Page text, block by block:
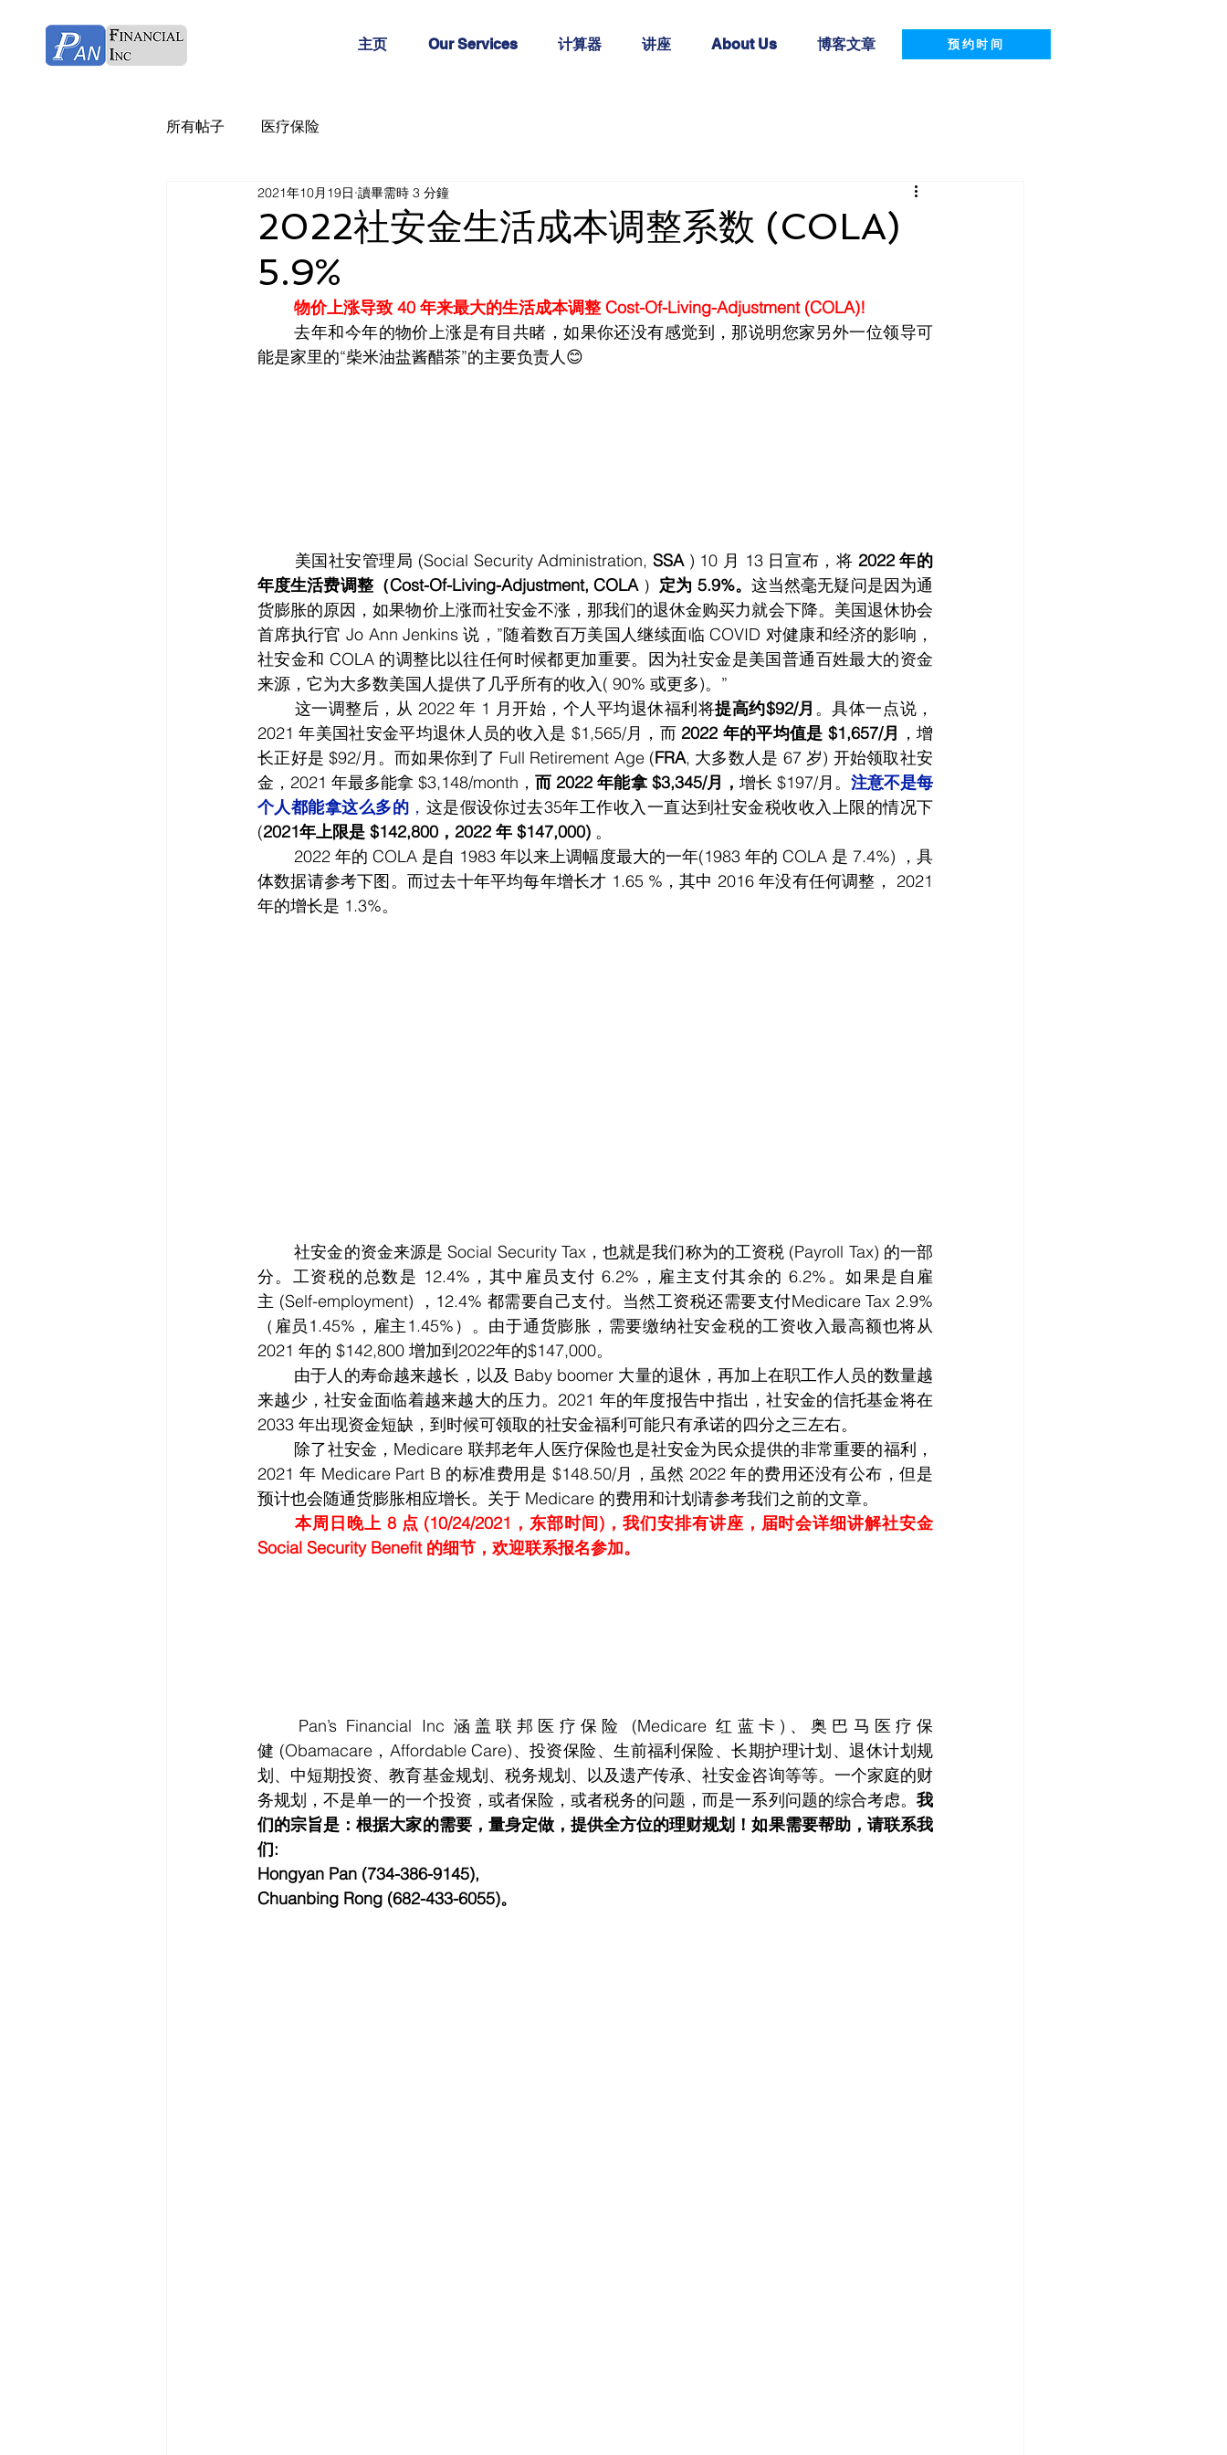
主页 Our Services 计算器 讲座 About Us 博客文章 预约时间
所有帖子 医疗保险
2022社安金生活成本调整系数 (COLA)
5.9%
2021年10月19日 讀畢需時 3 分鐘
	物价上涨导致 40 年来最大的生活成本调整 Cost-Of-Living-Adjustment (COLA)!
	去年和今年的物价上涨是有目共睹，如果你还没有感觉到，那说明您家另外一位领导可
能是家里的“柴米油盐酱醋茶”的主要负责人😊
	美国社安管理局 (Social Security Administration,
SSA ) 10 月 13 日宣布，将 2022 年的
年度生活费调整（Cost-Of-Living-Adjustment, COLA ） 定为 5.9%。 这当然毫无疑问是因为通
货膨胀的原因，如果物价上涨而社安金不涨，那我们的退休金购买力就会下降。美国退休协会
首席执行官 Jo Ann Jenkins 说，”随着数百万美国人继续面临 COVID 对健康和经济的影响，
社安金和 COLA 的调整比以往任何时候都更加重要。因为社安金是美国普通百姓最大的资金
来源，它为大多数美国人提供了几乎所有的收入( 90% 或更多)。”
	这一调整后，从 2022 年 1 月开始，个人平均退休福利将
提高约$92/月 。具体一点说，
2021 年美国社安金平均退休人员的收入是 $1,565/月，而 2022 年的平均值是 $1,657/月 ，增
长正好是 $92/月。而如果你到了 Full Retirement Age (FRA, 大多数人是 67 岁) 开始领取社安
金，2021 年最多能拿 $3,148/month，而 2022 年能拿 $3,345/月， 增长 $197/月。 注意不是每
个人都能拿这么多的 ， 这是假设你过去35年工作收入一直达到社安金税收收入上限的情况下
(2021年上限是 $142,800，2022 年 $147,000) 。
体数据请参考下图。而过去十年平均每年增长才 1.65 %，其中 2016 年没有任何调整， 2021
年的增长是 1.3%。
	社安金的资金来源是 Social Security Tax，也就是我们称为的工资税 (Payroll Tax) 的一部
分。工资税的总数是 12.4%，其中雇员支付 6.2%，雇主支付其余的 6.2%。如果是自雇
主 (Self-employment) ，12.4% 都需要自己支付。当然工资税还需要支付Medicare Tax 2.9%
（雇员1.45%，雇主1.45%）。由于通货膨胀，需要缴纳社安金税的工资收入最高额也将从
2021 年的 $142,800 增加到2022年的$147,000。
来越少，社安金面临着越来越大的压力。2021 年的年度报告中指出，社安金的信托基金将在
2033 年出现资金短缺，到时候可领取的社安金福利可能只有承诺的四分之三左右。
2021 年 Medicare Part B 的标准费用是 $148.50/月，虽然 2022 年的费用还没有公布，但是
预计也会随通货膨胀相应增长。关于 Medicare 的费用和计划请参考我们之前的文章。
Social Security Benefit 的细节，欢迎联系报名参加。
健 (Obamacare，Affordable Care)、投资保险、生前福利保险、长期护理计划、退休计划规
划、中短期投资、教育基金规划、税务规划、以及遗产传承、社安金咨询等等。一个家庭的财
务规划，不是单一的一个投资，或者保险，或者税务的问题，而是一系列问题的综合考虑。 我
们的宗旨是：根据大家的需要，量身定做，提供全方位的理财规划！如果需要帮助，请联系我
们:
Hongyan Pan (734-386-9145),
Chuanbing Rong (682-433-6055)。